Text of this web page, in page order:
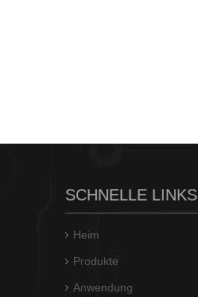
SCHNELLE LINKS
Heim
Produkte
Anwendung